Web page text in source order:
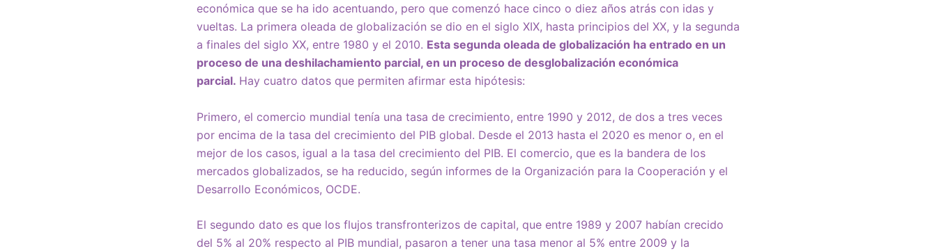
económica que se ha ido acentuando, pero que comenzó hace cinco o diez años atrás con idas y
vueltas. La primera oleada de globalización se dio en el siglo XIX, hasta principios del XX, y la segunda
a finales del siglo XX, entre 1980 y el 2010. Esta segunda oleada de globalización ha entrado en un
proceso de una deshilachamiento parcial, en un proceso de desglobalización económica
parcial. Hay cuatro datos que permiten afirmar esta hipótesis:
Primero, el comercio mundial tenía una tasa de crecimiento, entre 1990 y 2012, de dos a tres veces
por encima de la tasa del crecimiento del PIB global. Desde el 2013 hasta el 2020 es menor o, en el
mejor de los casos, igual a la tasa del crecimiento del PIB. El comercio, que es la bandera de los
mercados globalizados, se ha reducido, según informes de la Organización para la Cooperación y el
Desarrollo Económicos, OCDE.
El segundo dato es que los flujos transfronterizos de capital, que entre 1989 y 2007 habían crecido
del 5% al 20% respecto al PIB mundial, pasaron a tener una tasa menor al 5% entre 2009 y la